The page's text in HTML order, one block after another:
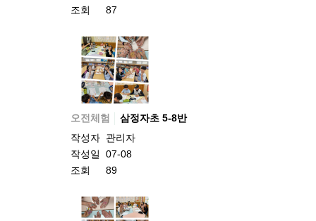
조회
87
오전체험
삼정자초 5-8반
작성자 관리자
작성일
07-08
조회
89